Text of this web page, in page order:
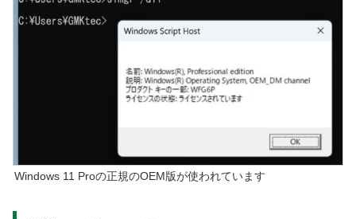
Windows 11 Proの正規のOEM版が使われています